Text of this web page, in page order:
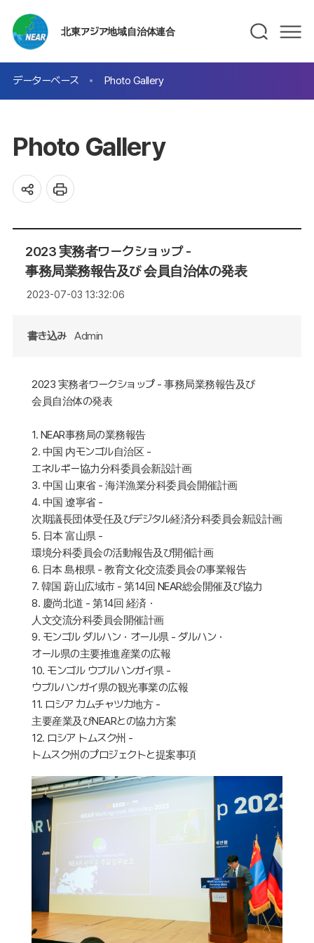
北東アジア地域自治体連合
データーベース Photo Gallery
Photo Gallery
2023 実務者ワークショップ -
事務局業務報告及び 会員自治体の発表
2023-07-03 13:32:06
書き込み Admin
2023 実務者ワークショップ - 事務局業務報告及び
会員自治体の発表
1. NEAR事務局の業務報告
2. 中国 内モンゴル自治区 -
エネルギー協力分科委員会新設計画
3. 中国 山東省 - 海洋漁業分科委員会開催計画
4. 中国 遼寧省 -
次期議長団体受任及びデジタル経済分科委員会新設計画
5. 日本 富山県 -
環境分科委員会の活動報告及び開催計画
6. 日本 島根県 - 教育文化交流委員会の事業報告
7. 韓国 蔚山広域市 - 第14回 NEAR総会開催及び協力
8. 慶尚北道 - 第14回 経済・
人文交流分科委員会開催計画
9. モンゴル ダルハン・オール県 - ダルハン・
オール県の主要推進産業の広報
10. モンゴル ウブルハンガイ県 -
ウブルハンガイ県の観光事業の広報
11. ロシア カムチャツカ地方 -
主要産業及びNEARとの協力方案
12. ロシア トムスク州 -
トムスク州のプロジェクトと提案事項